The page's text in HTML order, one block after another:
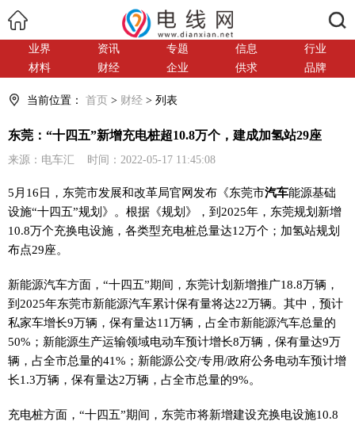
业界 资讯 专题 信息
行业
材料
财经 企业 供求 品牌
当前位置： 首页 > 财经 > 列表
东莞：“十四五”新增充电桩超10.8万个，建成加氢站29座
来源：电车汇 时间：2022-05-17 11:45:08
5月16日，东莞市发展和改革局官网发布《东莞市汽车能源基础
设施“十四五”规划》。根据《规划》，到2025年，东莞规划新增
10.8万个充换电设施，各类型充电桩总量达12万个；加氢站规划
布点29座。
新能源汽车方面，“十四五”期间，东莞计划新增推广18.8万辆，
到2025年东莞市新能源汽车累计保有量将达22万辆。其中，预计
私家车增长9万辆，保有量达11万辆，占全市新能源汽车总量的
50%；新能源生产运输领域电动车预计增长8万辆，保有量达9万
辆，占全市总量的41%；新能源公交/专用/政府公务电动车预计增
长1.3万辆，保有量达2万辆，占全市总量的9%。
充电桩方面，“十四五”期间，东莞市将新增建设充换电设施10.8